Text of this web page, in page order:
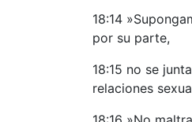
18:14
por su parte,
18:15 no se
relaciones